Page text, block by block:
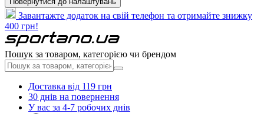
Завантажте додаток на свій телефон та отримайте знижку
400 грн!
Пошук за товаром, категорією чи брендом
Доставка від 119 грн
30 днів на повернення
У вас за 4-7 робочих днів